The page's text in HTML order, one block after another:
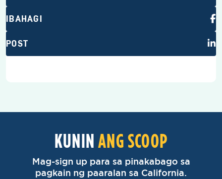
IBAHAGI
POST
KUNINANG SCOOP
Mag-sign up para sa pinakabago sa
pagkain ng paaralan sa California.